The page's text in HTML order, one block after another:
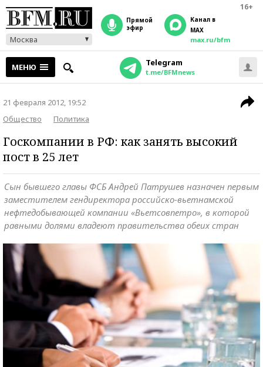
16+
Москва
прямой
эфир
Канал в
MAX
max.ru/bfm
МЕНЮ Telegram
t.me/BFMnews
21 февраля 2012, 19:52
Общество
Политика
Госкомпании в РФ: как занять высокий
пост в 25 лет
Сын бывшего главы ФСБ Андрей Патрушев назначен первым
заместителем гендиректора российско-вьетнамской
нефтедобывающей компании «Вьетсовпетро», в которой
равными долями владеют правительства обеих стран